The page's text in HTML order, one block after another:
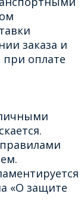
заказа и
при оплате
«О защите